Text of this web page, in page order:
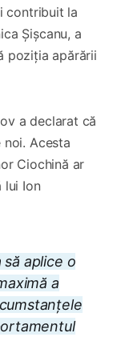
contribuit la
Șișcanu, a
poziția apărării
a declarat că
Acesta
Ciochină ar
lui Ion
aplice o
a